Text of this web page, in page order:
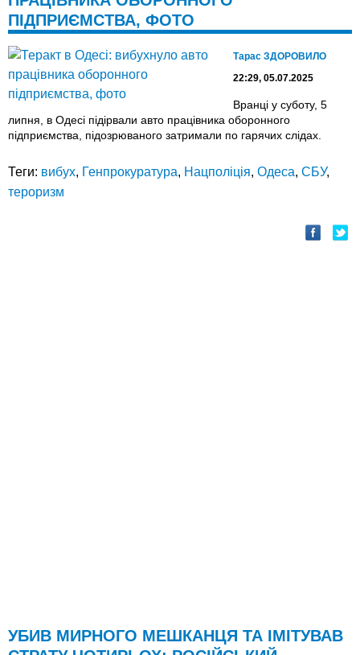
ПІДПРИЄМСТВА, ФОТО
Тарас ЗДОРОВИЛО
22:29, 05.07.2025
Вранці у суботу, 5
липня, в Одесі підірвали авто працівника оборонного
підприємства, підозрюваного затримали по гарячих слідах.
Теги: вибух, Генпрокуратура, Нацполіція, Одеса, СБУ,
тероризм
УБИВ МИРНОГО МЕШКАНЦЯ ТА ІМІТУВАВ